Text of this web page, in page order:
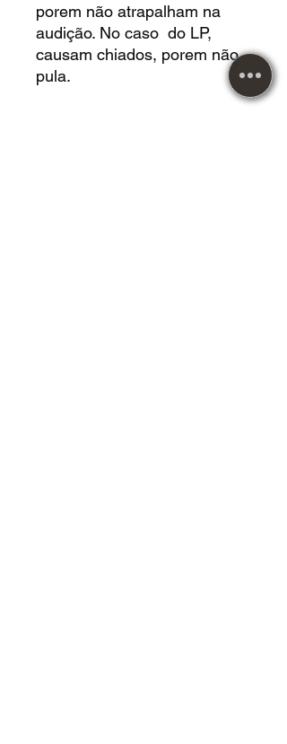
porem não atrapalham na
audição. No caso do LP,
causam chiados, porem não
pula.